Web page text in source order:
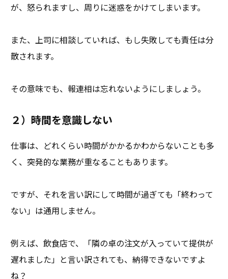
が、怒られますし、周りに迷惑をかけてしまいます。
また、上司に相談していれば、もし失敗しても責任は分
散されます。
その意味でも、報連相は忘れないようにしましょう。
２）時間を意識しない
仕事は、どれくらい時間がかかるかわからないことも多
く、突発的な業務が重なることもあります。
ですが、それを言い訳にして時間が過ぎても「終わって
ない」は通用しません。
例えば、飲食店で、「隣の卓の注文が入っていて提供が
遅れました」と言い訳されても、納得できないですよ
ね？